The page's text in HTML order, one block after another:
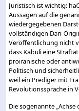
Juristisch ist wichtig:
Aussagen auf die
wiedergegebenen
vollständigen Dari-
Veröffentlichung nicht
dass Kabuli eine
proiranische oder
Politisch und
weil ein Prediger mit
Revolutionssprache in
Die sogenannte